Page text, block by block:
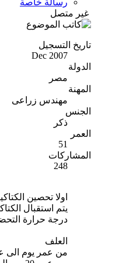
رسالة خاصة
غير متصل
تاريخ التسجيل
Dec 2007
الدولة
مصر
المهنة
مهندس زراعى
الجنس
ذكر
العمر
51
المشاركات
248
اولا تحصين
يتم استقبال
درجة حرارة التحضين 34 اول يوم تنزل الى 32 بعد 3 ايام ثم تنزل كل اسبوع بمعدل 1
العلف
من عمر يوم الى عمر 20 يوم يتم تعليف بادى 23% بروتين او